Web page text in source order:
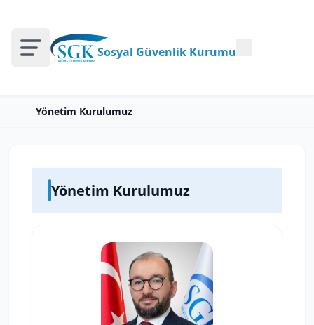
Sosyal Güvenlik Kurumu
Yönetim Kurulumuz
Yönetim Kurulumuz